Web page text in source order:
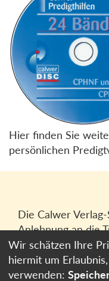
Hier finden Sie
persönlichen
Die Calwer
Anlehnung an die
gegründeten
heutigen Calwer
GmbHin Stuttgart.
Wir schätzen Ihre
hiermit um
verwenden: